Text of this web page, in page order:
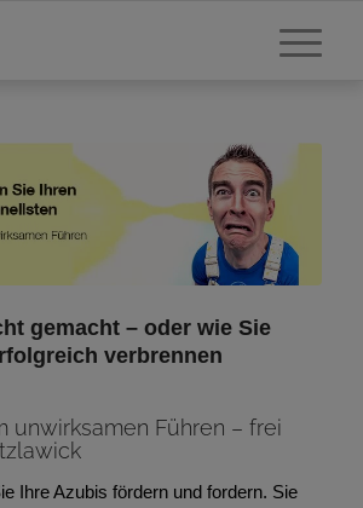
gemacht – oder wie Sie
verbrennen
unwirksamen Führen – frei
Ihre Azubis fördern und fordern. Sie